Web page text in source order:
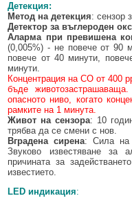
Детекция:
Метод на детекция: сензор
Детектор за въглероден
Аларма при превишена
(0,005%) - не повече от 90
повече от 40 минути,
минути.
Концентрация на CO от 400
бъде
опасното ниво, когато
рамките на 1 минута.
Живот на сензора: 10
трябва да се смени с нов.
Вградена сирена: Сила на
Звуково известяване за
причината за
известието.
LED индикация: